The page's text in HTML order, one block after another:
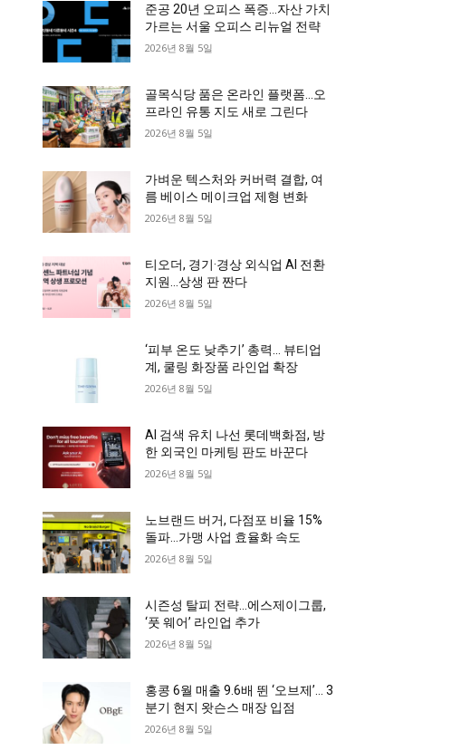
준공 20년 오피스 폭증…자산 가치
가르는 서울 오피스 리뉴얼 전략
2026년 8월 5일
골목식당 품은 온라인 플랫폼…오
프라인 유통 지도 새로 그린다
2026년 8월 5일
가벼운 텍스처와 커버력 결합, 여
름 베이스 메이크업 제형 변화
2026년 8월 5일
티오더, 경기·경상 외식업 AI 전환
지원…상생 판 짠다
2026년 8월 5일
‘피부 온도 낮추기’ 총력… 뷰티업
계, 쿨링 화장품 라인업 확장
2026년 8월 5일
AI 검색 유치 나선 롯데백화점, 방
한 외국인 마케팅 판도 바꾼다
2026년 8월 5일
노브랜드 버거, 다점포 비율 15%
돌파…가맹 사업 효율화 속도
2026년 8월 5일
시즌성 탈피 전략…에스제이그룹,
‘풋 웨어’ 라인업 추가
2026년 8월 5일
홍콩 6월 매출 9.6배 뛴 ‘오브제’… 3
분기 현지 왓슨스 매장 입점
2026년 8월 5일